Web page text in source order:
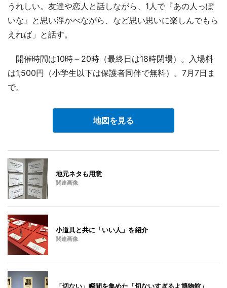
うれしい。友達や恋人と話しながら、1人で『あの人っぽ
いな』と思い浮かべながら、など思い思いに楽しんでもら
えれば」と話す。
開催時間は10時～20時（最終日は18時閉場）。入場料
は1,500円（小学生以下は保護者同伴で無料）。7月7日ま
で。
地図を見る
地元ネタも用意
関連画像
小道具と共に「いい人」を紹介
関連画像
「切ない」瞬間を集めた「切ないすぎるよ博物館」